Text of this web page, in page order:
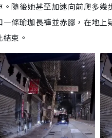
隨後她甚至加速向前爬多
條瑜珈長褲並赤腳，在地
束。